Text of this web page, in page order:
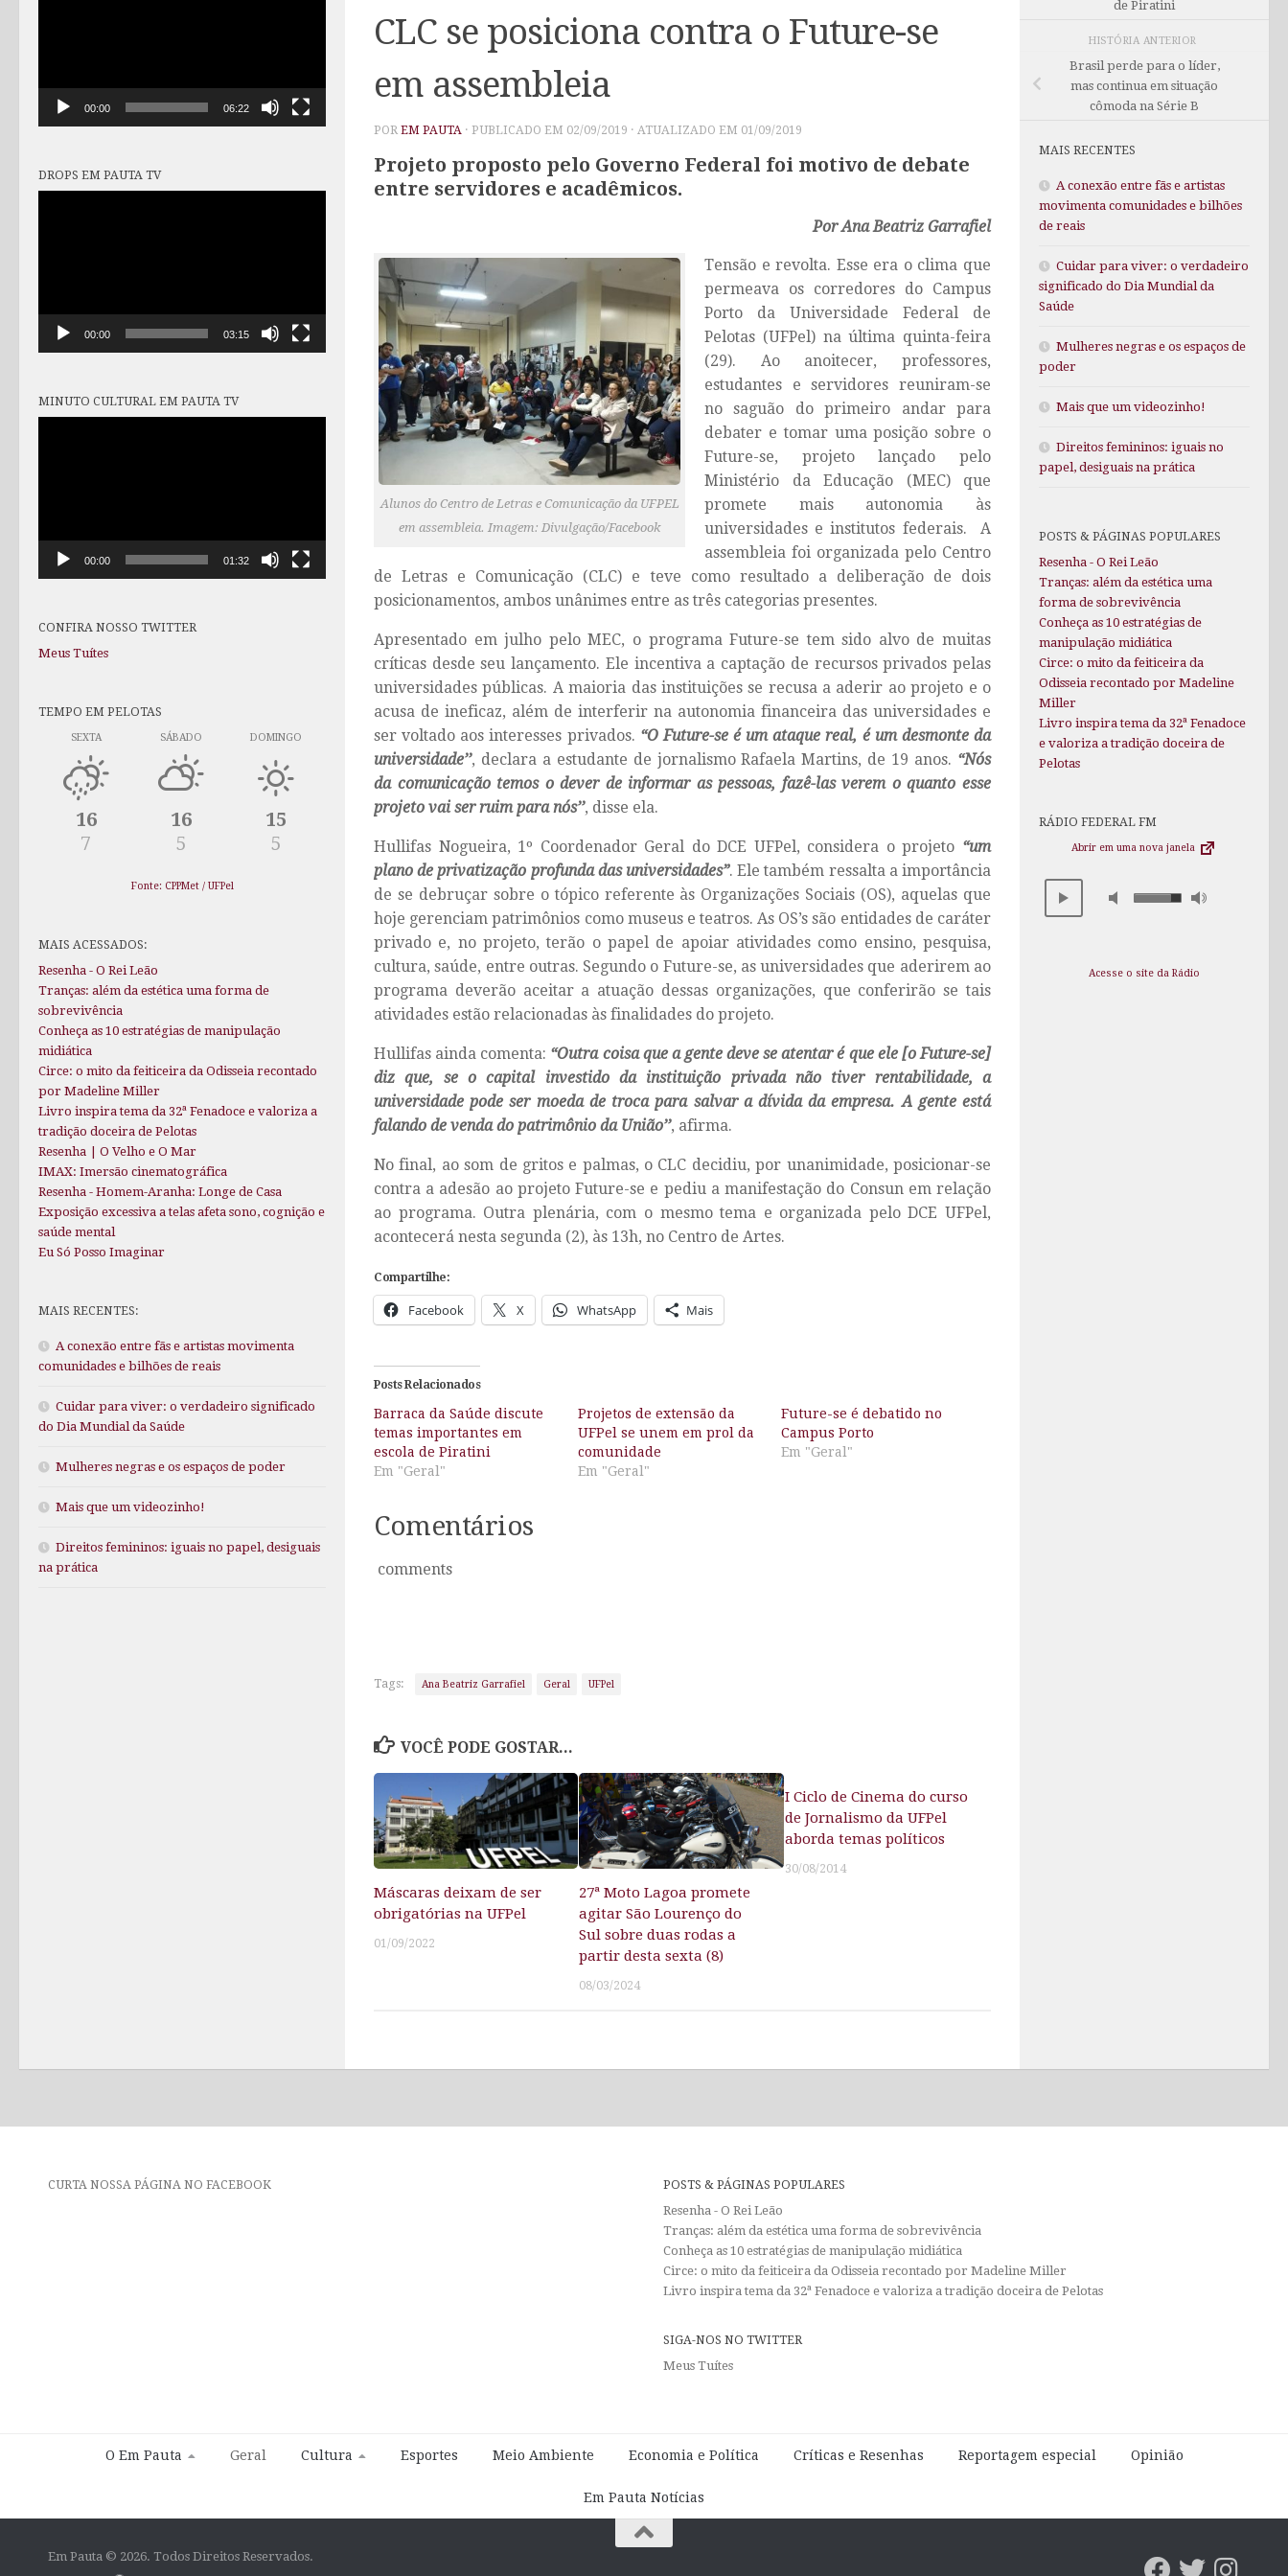
CLC se posiciona contra o Future-se
em assembleia
POR EM PAUTA · PUBLICADO EM 02/09/2019 · ATUALIZADO EM 01/09/2019
Projeto proposto pelo Governo Federal foi motivo de debate
entre servidores e acadêmicos.
Por Ana Beatriz Garrafiel
Alunos do Centro de Letras e Comunicação da UFPEL
em assembleia. Imagem: Divulgação/Facebook
Tensão e revolta. Esse era o clima que
permeava os corredores do Campus
Porto da Universidade Federal de
Pelotas (UFPel) na última quinta-feira
(29). Ao anoitecer, professores,
estudantes e servidores reuniram-se
no saguão do primeiro andar para
debater e tomar uma posição sobre o
Future-se, projeto lançado pelo
Ministério da Educação (MEC) que
promete mais autonomia às
universidades e institutos federais. A
assembleia foi organizada pelo Centro
de Letras e Comunicação (CLC) e teve como resultado a deliberação de dois
posicionamentos, ambos unânimes entre as três categorias presentes.
Apresentado em julho pelo MEC, o programa Future-se tem sido alvo de muitas
críticas desde seu lançamento. Ele incentiva a captação de recursos privados pelas
universidades públicas. A maioria das instituições se recusa a aderir ao projeto e o
acusa de ineficaz, além de interferir na autonomia financeira das universidades e
ser voltado aos interesses privados. “O Future-se é um ataque real, é um desmonte da
universidade’’, declara a estudante de jornalismo Rafaela Martins, de 19 anos. “Nós
da comunicação temos o dever de informar as pessoas, fazê-las verem o quanto esse
projeto vai ser ruim para nós’’, disse ela.
Hullifas Nogueira, 1º Coordenador Geral do DCE UFPel, considera o projeto “um
plano de privatização profunda das universidades”. Ele também ressalta a importância
de se debruçar sobre o tópico referente às Organizações Sociais (OS), aquelas que
hoje gerenciam patrimônios como museus e teatros. As OS’s são entidades de caráter
privado e, no projeto, terão o papel de apoiar atividades como ensino, pesquisa,
cultura, saúde, entre outras. Segundo o Future-se, as universidades que aderirem ao
programa deverão aceitar a atuação dessas organizações, que conferirão se tais
atividades estão relacionadas às finalidades do projeto.
Hullifas ainda comenta: “Outra coisa que a gente deve se atentar é que ele [o Future-se]
diz que, se o capital investido da instituição privada não tiver rentabilidade, a
universidade pode ser moeda de troca para salvar a dívida da empresa. A gente está
falando de venda do patrimônio da União’’, afirma.
No final, ao som de gritos e palmas, o CLC decidiu, por unanimidade, posicionar-se
contra a adesão ao projeto Future-se e pediu a manifestação do Consun em relação
ao programa. Outra plenária, com o mesmo tema e organizada pelo DCE UFPel,
acontecerá nesta segunda (2), às 13h, no Centro de Artes.
Compartilhe:
Facebook X WhatsApp Mais
Posts Relacionados
Barraca da Saúde discute
temas importantes em
escola de Piratini
Em "Geral"
Projetos de extensão da
UFPel se unem em prol da
comunidade
Em "Geral"
Future-se é debatido no
Campus Porto
Em "Geral"
Comentários
comments
Tags: Ana Beatriz Garrafiel Geral UFPel
VOCÊ PODE GOSTAR...
Máscaras deixam de ser
obrigatórias na UFPel
01/09/2022
27ª Moto Lagoa promete
agitar São Lourenço do
Sul sobre duas rodas a
partir desta sexta (8)
08/03/2024
I Ciclo de Cinema do curso
de Jornalismo da UFPel
aborda temas políticos
30/08/2014
00:00 06:22
DROPS EM PAUTA TV
00:00 03:15
MINUTO CULTURAL EM PAUTA TV
00:00 01:32
CONFIRA NOSSO TWITTER
Meus Tuítes
TEMPO EM PELOTAS
SEXTA
16
7
SÁBADO
16
5
DOMINGO
15
5
Fonte: CPPMet / UFPel
MAIS ACESSADOS:
Resenha - O Rei Leão
Tranças: além da estética uma forma de
sobrevivência
Conheça as 10 estratégias de manipulação
midiática
Circe: o mito da feiticeira da Odisseia recontado
por Madeline Miller
Livro inspira tema da 32ª Fenadoce e valoriza a
tradição doceira de Pelotas
Resenha | O Velho e O Mar
IMAX: Imersão cinematográfica
Resenha - Homem-Aranha: Longe de Casa
Exposição excessiva a telas afeta sono, cognição e
saúde mental
Eu Só Posso Imaginar
MAIS RECENTES:
A conexão entre fãs e artistas movimenta
comunidades e bilhões de reais
Cuidar para viver: o verdadeiro significado
do Dia Mundial da Saúde
Mulheres negras e os espaços de poder
Mais que um videozinho!
Direitos femininos: iguais no papel, desiguais
na prática
de Piratini
HISTÓRIA ANTERIOR
Brasil perde para o líder,
mas continua em situação
cômoda na Série B
MAIS RECENTES
A conexão entre fãs e artistas
movimenta comunidades e bilhões
de reais
Cuidar para viver: o verdadeiro
significado do Dia Mundial da
Saúde
Mulheres negras e os espaços de
poder
Mais que um videozinho!
Direitos femininos: iguais no
papel, desiguais na prática
POSTS & PÁGINAS POPULARES
Resenha - O Rei Leão
Tranças: além da estética uma
forma de sobrevivência
Conheça as 10 estratégias de
manipulação midiática
Circe: o mito da feiticeira da
Odisseia recontado por Madeline
Miller
Livro inspira tema da 32ª Fenadoce
e valoriza a tradição doceira de
Pelotas
RÁDIO FEDERAL FM
Abrir em uma nova janela
Acesse o site da Rádio
CURTA NOSSA PÁGINA NO FACEBOOK
POSTS & PÁGINAS POPULARES
Resenha - O Rei Leão
Tranças: além da estética uma forma de sobrevivência
Conheça as 10 estratégias de manipulação midiática
Circe: o mito da feiticeira da Odisseia recontado por Madeline Miller
Livro inspira tema da 32ª Fenadoce e valoriza a tradição doceira de Pelotas
SIGA-NOS NO TWITTER
Meus Tuítes
O Em Pauta Geral Cultura Esportes Meio Ambiente Economia e Política Críticas e Resenhas Reportagem especial Opinião
Em Pauta Notícias
Em Pauta © 2026. Todos Direitos Reservados.